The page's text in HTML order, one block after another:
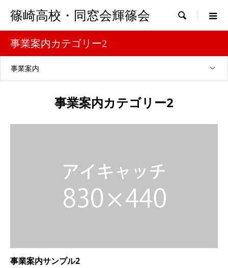
篠崎高校・同窓会輝篠会 
事業案内カテゴリー2
事業案内
事業案内カテゴリー2
事業案内サンプル2